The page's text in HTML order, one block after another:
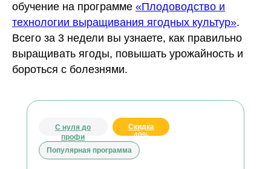
обучение на программе «Плодоводство и
технологии выращивания ягодных культур».
Всего за 3 недели вы узнаете, как правильно
выращивать ягоды, повышать урожайность и
бороться с болезнями.
С нуля до
профи
Популярная программа
Скидка
40%